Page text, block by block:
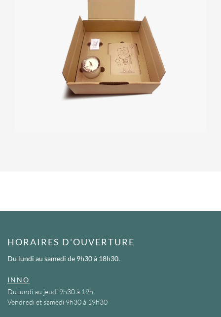
HORAIRES D'OUVERTURE
Du lundi au samedi de 9h30 à 18h30.
INNO
Du lundi au jeudi 9h30 à 19h
Vendredi et samedi 9h30 à 19h30